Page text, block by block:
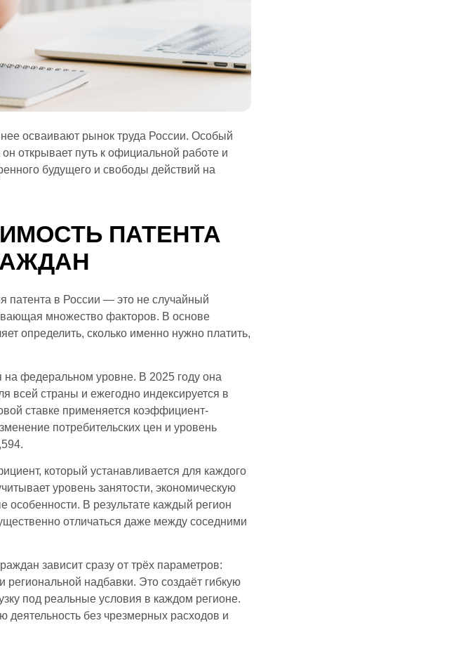
осваивают рынок труда России. Особый
открывает путь к официальной работе и
будущего и свободы действий на
ПАТЕНТА
в России — это не случайный
множество факторов. В основе
определить, сколько именно нужно платить,
на федеральном уровне. В 2025 году она
всей страны и ежегодно индексируется в
ставке применяется коэффициент-
потребительских цен и уровень
который устанавливается для каждого
уровень занятости, экономическую
особенности. В результате каждый регион
отличаться даже между соседними
зависит сразу от трёх параметров:
надбавки. Это создаёт гибкую
под реальные условия в каждом регионе.
без чрезмерных расходов и